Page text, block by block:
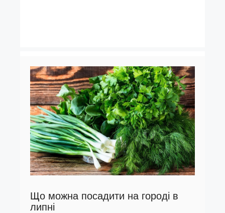
Що можна посадити на городі в
липні